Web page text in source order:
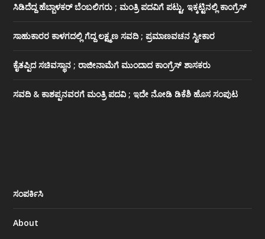
ಸಿಡಿದೆದ್ದ ಹೆಬ್ಬಾಳಕರ್ ಬೆಂಬಲಿಗರು ; ಮಂತ್ರಿ ಪದವಿಗೆ ‌ಪಟ್ಟು, ಇಕ್ಕಟ್ಟಿನಲ್ಲಿ ಕಾಂಗ್ರೆಸ್
ಸಾಹುಕಾರರ ಕಾಳಗದಲ್ಲಿ ಗೆದ್ದ ಲಕ್ಷ್ಮಣ ಸವದಿ ; ಪ್ರಮಾಣವಚನ ಸ್ವೀಕಾರ
ಕೈತಪ್ಪಿದ ಸಚಿವಸ್ಥಾನ ; ರಾಜೀನಾಮೆಗೆ ಮುಂದಾದ ಕಾಂಗ್ರೆಸ್ ‌ಶಾಸಕರು
ಸವದಿ & ಕಾಶಪ್ಪನವರಗೆ ಮಂತ್ರಿ ಪದವಿ ; ಇದೇ ನೋಡಿ‌ ಡಿಕೆಶಿ ಹೊಸ ಸಂಪುಟ
ಸಂಪರ್ಕಿಸಿ
About